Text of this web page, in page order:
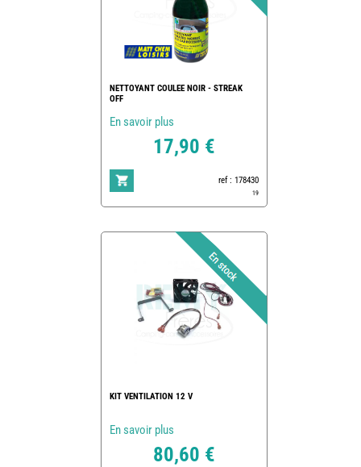
NETTOYANT COULEE NOIR - STREAK
OFF
En savoir plus
17,90 €
ref : 178430
19
KIT VENTILATION 12 V
En savoir plus
80,60 €